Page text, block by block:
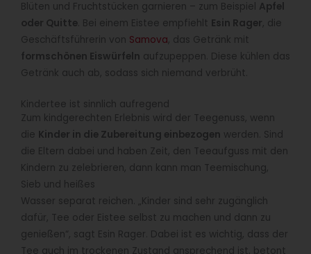
Blüten und Fruchtstücken garnieren – zum Beispiel Apfel
oder Quitte . Bei einem Eistee empfiehlt Esin Rager, die
Geschäftsführerin von Samova, das Getränk mit
formschönen Eiswürfeln aufzupeppen. Diese kühlen das
Getränk auch ab, sodass sich niemand verbrüht.
Kindertee ist sinnlich aufregend
Zum kindgerechten Erlebnis wird der Teegenuss, wenn
die Kinder in die Zubereitung einbezogen werden. Sind
die Eltern dabei und haben Zeit, den Teeaufguss mit den
Kindern zu zelebrieren, dann kann man Teemischung,
Sieb und heißes
Wasser separat reichen. „Kinder sind sehr zugänglich
dafür, Tee oder Eistee selbst zu machen und dann zu
genießen“, sagt Esin Rager. Dabei ist es wichtig, dass der
Tee auch im trockenen Zustand ansprechend ist, betont